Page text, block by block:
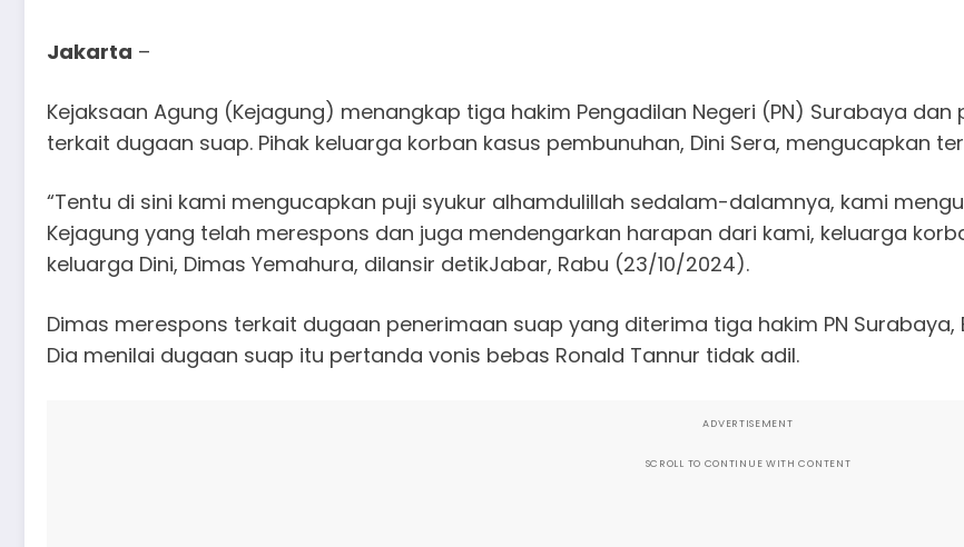
Jakarta –
Kejaksaan Agung (Kejagung) menangkap tiga hakim Pengadilan Negeri (PN) Surabaya
terkait dugaan suap. Pihak keluarga korban kasus pembunuhan, Dini Sera, mengucapkan
“Tentu di sini kami mengucapkan puji syukur alhamdulillah sedalam-dalamnya, kami
Kejagung yang telah merespons dan juga mendengarkan harapan dari kami, keluarga
keluarga Dini, Dimas Yemahura, dilansir detikJabar, Rabu (23/10/2024).
Dimas merespons terkait dugaan penerimaan suap yang diterima tiga hakim PN Surabaya,
Dia menilai dugaan suap itu pertanda vonis bebas Ronald Tannur tidak adil.
ADVERTISEMENT
SCROLL TO CONTINUE WITH CONTENT